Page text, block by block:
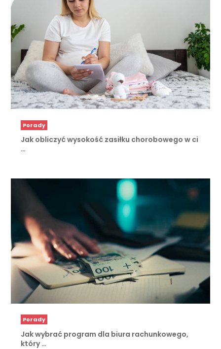
Porady
Jak obliczyć wysokość zasiłku chorobowego w ci
…
Porady
Jak wybrać program dla biura rachunkowego,
który …